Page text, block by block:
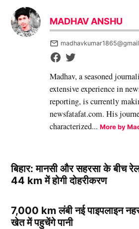
MADHAV ANSHU
Madhav, a seasoned
extensive experience in
reporting, is currently
newsfatafat.com. His
characterized...More by
बिहार: मानसी और सहरसा के बीच
44 km में होगी दोहरीकरण
7,000 km लंबी नई पाइपलाइन
खेत में पहुचेंगे पानी